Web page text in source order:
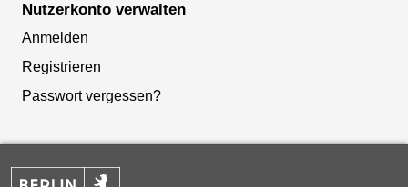
Nutzerkonto verwalten
Anmelden
Registrieren
Passwort vergessen?